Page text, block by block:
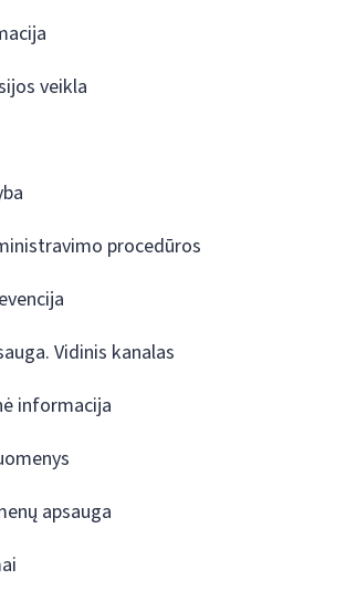
veikla
procedūros
Vidinis kanalas
informacija
apsauga